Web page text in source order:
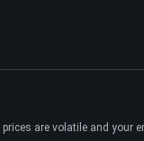
are volatile and your